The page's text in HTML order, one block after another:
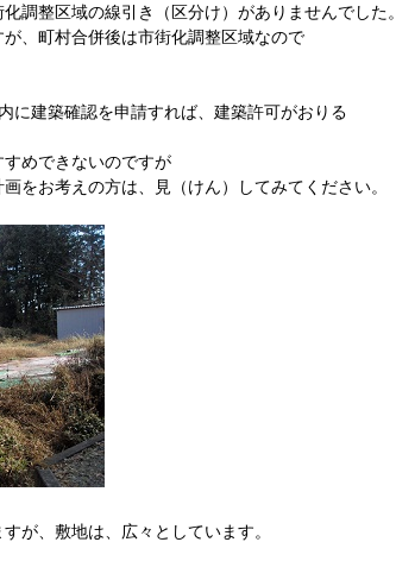
調整区域の線引き（区分け）がありませんでした。
、町村合併後は市街化調整区域なので
に建築確認を申請すれば、建築許可がおりる
めできないのですが
をお考えの方は、見（けん）してみてください。
が、敷地は、広々としています。